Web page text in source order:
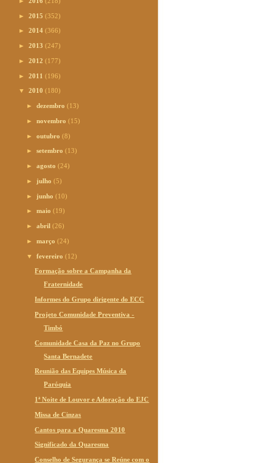
► 2015 (352)
► 2014 (366)
► 2013 (247)
► 2012 (177)
► 2011 (196)
▼ 2010 (180)
►dezembro(13)
►novembro(15)
►outubro(8)
►setembro(13)
►agosto(24)
► julho(5)
► junho(10)
►maio(19)
►abril(26)
►março(24)
▼fevereiro(12)
Formação sobre a Campanha da
Fraternidade
Informes do Grupo dirigente do ECC
Projeto Comunidade Preventiva -
Timbó
Comunidade Casa da Paz no Grupo
Santa Bernadete
Reunião das Equipes Música da
Paróquia
1ª Noite de Louvor e Adoração do EJC
Missa de Cinzas
Cantos para a Quaresma 2010
Significado da Quaresma
Conselho de Segurança se Reúne com o